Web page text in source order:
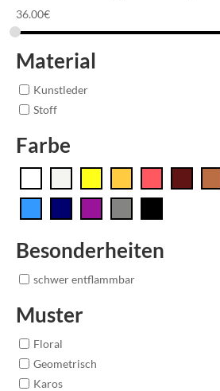
36.00€
Material
Kunstleder
Stoff
Farbe
Besonderheiten
schwer entflammbar
Muster
Floral
Geometrisch
Karos